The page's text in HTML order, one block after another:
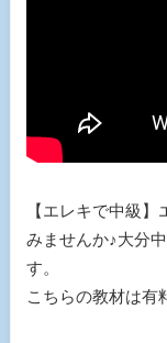
【エレキで中級
みませんか♪大分
す。
こちらの教材は有